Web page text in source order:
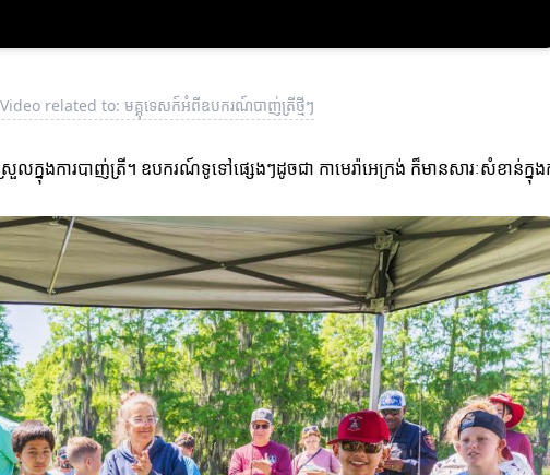
related to: មគ្គុទេសក៍អំពីឧបករណ៍បាញ់ត្រីថ្មីៗ
នុងការបាញ់ត្រី។ ឧបករណ៍ទូទៅផ្សេងៗដូចជា កាមេរ៉ាអេក្រង់ ក៏មានសារៈសំខាន់ក្នុង